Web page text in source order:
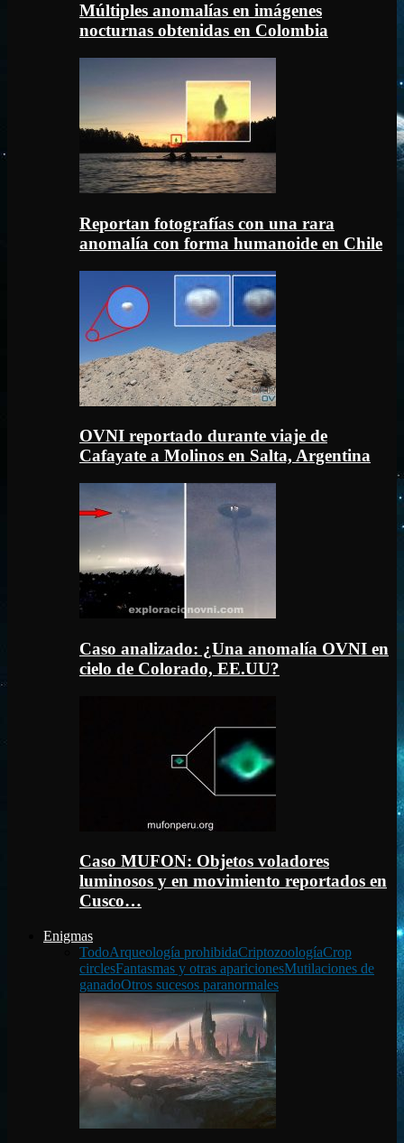
Múltiples anomalías en imágenes
nocturnas obtenidas en Colombia
Reportan fotografías con una rara
anomalía con forma humanoide en Chile
OVNI reportado durante viaje de
Cafayate a Molinos en Salta, Argentina
Caso analizado: ¿Una anomalía OVNI en
cielo de Colorado, EE.UU?
Caso MUFON: Objetos voladores
luminosos y en movimiento reportados en
Cusco…
Enigmas
TodoArqueología prohibidaCriptozoologíaCrop
circlesFantasmas y otras aparicionesMutilaciones de
ganadoOtros sucesos paranormales